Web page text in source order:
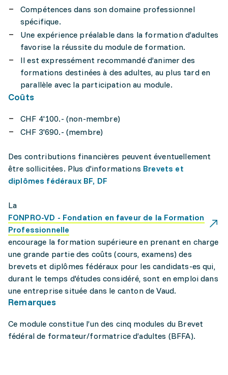
Compétences dans son domaine professionnel
spécifique.
Une expérience préalable dans la formation d’adultes
favorise la réussite du module de formation.
Il est expressément recommandé d’animer des
formations destinées à des adultes, au plus tard en
parallèle avec la participation au module.
Coûts
CHF 4'100.- (non-membre)
CHF 3'690.- (membre)
Des contributions financières peuvent éventuellement
être sollicitées. Plus d'informations Brevets et
diplômes fédéraux BF, DF
La
FONPRO-VD - Fondation en faveur de la Formation
Professionnelle
encourage la formation supérieure en prenant en charge
une grande partie des coûts (cours, examens) des
brevets et diplômes fédéraux pour les candidats-es qui,
durant le temps d'études considéré, sont en emploi dans
une entreprise située dans le canton de Vaud.
Remarques
Ce module constitue l’un des cinq modules du Brevet
fédéral de formateur/formatrice d’adultes (BFFA).